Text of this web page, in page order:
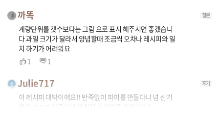
까똑 질문
계량단위를 갯수보다는 그람 으로 표시 해주시면 좋겠습니
다 과일 크기가 달라서 양념할때 조금씩 오차나 레시피와 일
치 하기가 어려워요
1 1
Julie717 후기
이 레시피 대박이에요!! 반죽없이 파이를 만들다니 넘 신기